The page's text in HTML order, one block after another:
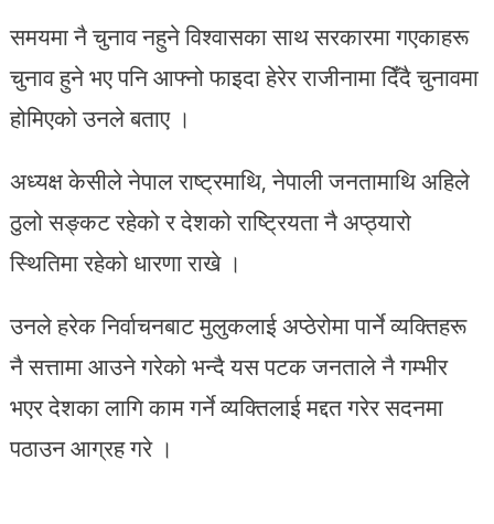
समयमा नै चुनाव नहुने विश्वासका साथ सरकारमा गएकाहरू
चुनाव हुने भए पनि आफ्नो फाइदा हेरेर राजीनामा दिँदै चुनावमा
होमिएको उनले बताए ।
अध्यक्ष केसीले नेपाल राष्ट्रमाथि, नेपाली जनतामाथि अहिले
ठुलो सङ्कट रहेको र देशको राष्ट्रियता नै अप्ठ्यारो
स्थितिमा रहेको धारणा राखे ।
उनले हरेक निर्वाचनबाट मुलुकलाई अप्ठेरोमा पार्ने व्यक्तिहरू
नै सत्तामा आउने गरेको भन्दै यस पटक जनताले नै गम्भीर
भएर देशका लागि काम गर्ने व्यक्तिलाई मद्दत गरेर सदनमा
पठाउन आग्रह गरे ।